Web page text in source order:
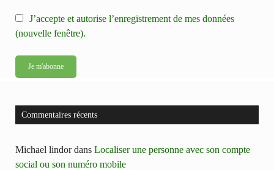
J’accepte et autorise l’enregistrement de mes données
(nouvelle fenêtre).
Commentaires récents
Michael lindordans Localiser une personne avec son compte
social ou son numéro mobile